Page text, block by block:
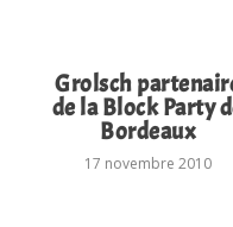
Grolsch
de la Block Party
Bordeaux
17 novembre 2010